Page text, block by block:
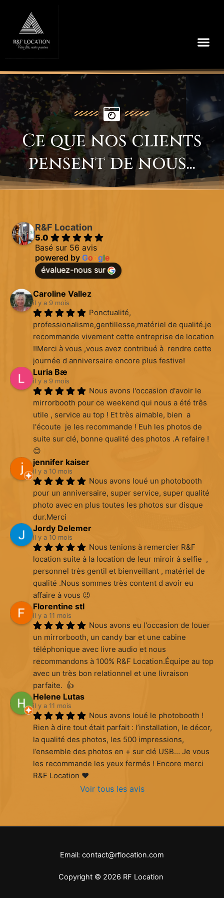
contenu
Ce que nos clients
pensent de nous...
R&F Location
5.0
Basé sur 56 avis
powered by Google
évaluez-nous sur
Caroline Vallez
il y a 9 mois
Ponctualité,
professionalisme,gentillesse,matériel de qualité.je
recommande vivement cette entreprise de location
!!Merci à vous ,vous avez contribué à  rendre cette
journée d anniversaire encore plus festive!
Luria Bæ
il y a 9 mois
Nous avons l'occasion d'avoir le
mirrorbooth pour ce weekend qui nous a été três
utile , service au top ! Et très aimable, bien  a
l'écoute  je les recommande ! Euh les photos de
suite sur clé, bonne qualité des photos .A refaire !
😊
jennifer kaiser
il y a 10 mois
Nous avons loué un photobooth
pour un anniversaire, super service, super qualité
photo avec en plus toutes les photos sur disque
dur.Merci
Jordy Delemer
il y a 10 mois
Nous tenions à remercier R&F
location suite à la location de leur miroir à selfie  ,
personnel très gentil et bienveillant , matériel de
qualité .Nous sommes très content d avoir eu
affaire à vous 😉
Florentine stl
il y a 11 mois
Nous avons eu l'occasion de louer
un mirrorbooth, un candy bar et une cabine
téléphonique avec livre audio et nous
recommandons à 100% R&F Location.Équipe au top
avec un très bon relationnel et une livraison
parfaite.  👍
Helene Lutas
il y a 11 mois
Nous avons loué le photobooth !
Rien à dire tout était parfait : l’installation, le décor,
la qualité des photos, les 500 impressions,
l’ensemble des photos en + sur clé USB… Je vous
les recommande les yeux fermés ! Encore merci
R&F Location ♥️
Voir tous les avis
Email: contact@rflocation.com
Copyright © 2026 RF Location